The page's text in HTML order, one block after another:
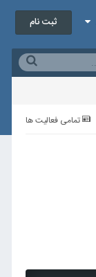
ثبت نام
تمامی فعالیت ها